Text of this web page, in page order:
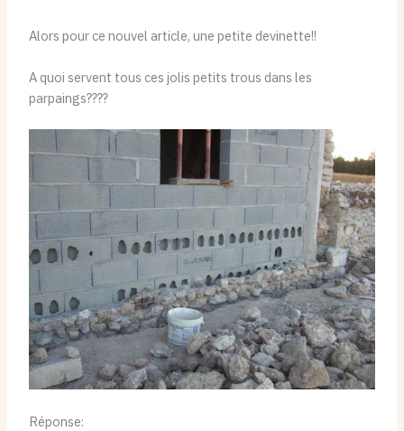
Alors pour ce nouvel article, une petite devinette!!
A quoi servent tous ces jolis petits trous dans les
parpaings????
Réponse: